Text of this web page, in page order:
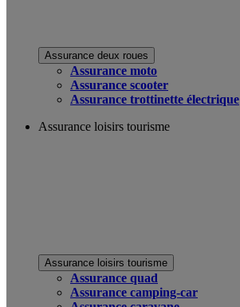
Assurance deux roues
Assurance moto
Assurance scooter
Assurance trottinette électrique
Assurance loisirs tourisme
Assurance loisirs tourisme
Assurance quad
Assurance camping-car